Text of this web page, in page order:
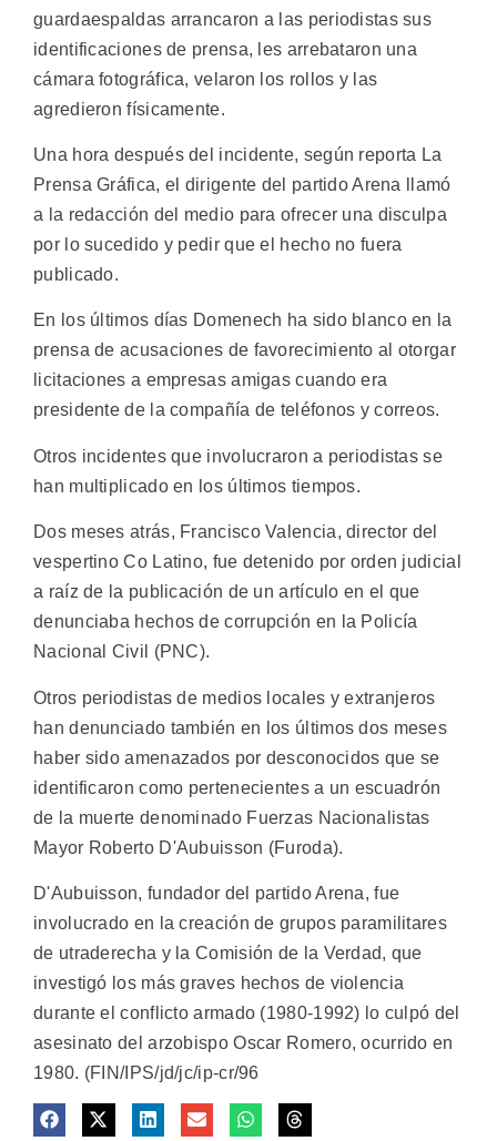
guardaespaldas arrancaron a las periodistas sus
identificaciones de prensa, les arrebataron una
cámara fotográfica, velaron los rollos y las
agredieron físicamente.
Una hora después del incidente, según reporta La
Prensa Gráfica, el dirigente del partido Arena llamó
a la redacción del medio para ofrecer una disculpa
por lo sucedido y pedir que el hecho no fuera
publicado.
En los últimos días Domenech ha sido blanco en la
prensa de acusaciones de favorecimiento al otorgar
licitaciones a empresas amigas cuando era
presidente de la compañía de teléfonos y correos.
Otros incidentes que involucraron a periodistas se
han multiplicado en los últimos tiempos.
Dos meses atrás, Francisco Valencia, director del
vespertino Co Latino, fue detenido por orden judicial
a raíz de la publicación de un artículo en el que
denunciaba hechos de corrupción en la Policía
Nacional Civil (PNC).
Otros periodistas de medios locales y extranjeros
han denunciado también en los últimos dos meses
haber sido amenazados por desconocidos que se
identificaron como pertenecientes a un escuadrón
de la muerte denominado Fuerzas Nacionalistas
Mayor Roberto D'Aubuisson (Furoda).
D'Aubuisson, fundador del partido Arena, fue
involucrado en la creación de grupos paramilitares
de utraderecha y la Comisión de la Verdad, que
investigó los más graves hechos de violencia
durante el conflicto armado (1980-1992) lo culpó del
asesinato del arzobispo Oscar Romero, ocurrido en
1980. (FIN/IPS/jd/jc/ip-cr/96